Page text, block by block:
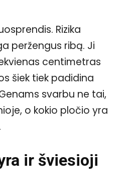
Rizika
peržengus ribą. Ji
centimetras
šiek tiek padidina
svarbu ne tai,
o kokio pločio yra
ir šviesioji